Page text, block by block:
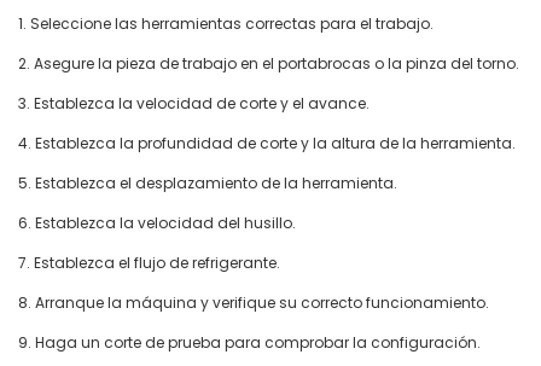
1. Seleccione las herramientas correctas para el trabajo.
2. Asegure la pieza de trabajo en el portabrocas o la pinza del torno.
3. Establezca la velocidad de corte y el avance.
4. Establezca la profundidad de corte y la altura de la herramienta.
5. Establezca el desplazamiento de la herramienta.
6. Establezca la velocidad del husillo.
7. Establezca el flujo de refrigerante.
8. Arranque la máquina y verifique su correcto funcionamiento.
9. Haga un corte de prueba para comprobar la configuración.